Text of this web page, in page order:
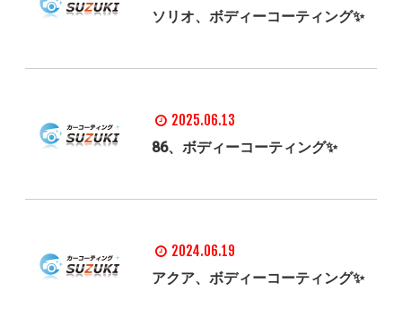
ソリオ、ボディーコーティング✨
2025.06.13
86、ボディーコーティング✨
2024.06.19
アクア、ボディーコーティング✨